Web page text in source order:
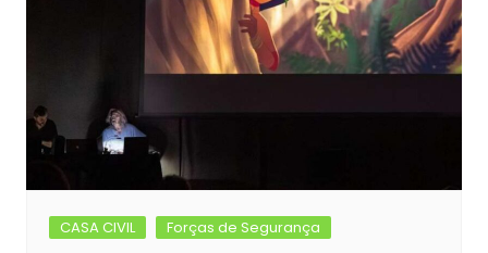
CASA CIVIL Forças de Segurança